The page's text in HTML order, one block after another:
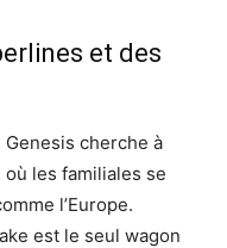
et des
cherche à
les familiales se
l’Europe.
est le seul wagon